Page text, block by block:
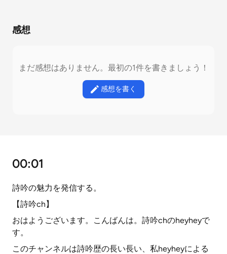
感想
まだ感想はありません。最初の1件を書きましょう！
感想を書く
00:01
詩吟の魅力を発信する。
【詩吟ch】
おはようございます。こんばんは。詩吟chのheyheyで
す。
このチャンネルは詩吟歴の長い長い、私heyheyによる